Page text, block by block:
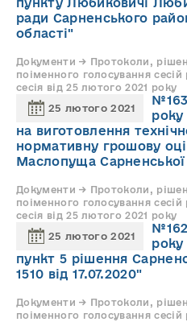
пункту Любиковичі
ради Сарненського
області"
Документи → Протоколи,
поіменного голосування
сесія від 25 лютого 2021 року
25 лютого 2021
на виготовлення
нормативну грошову
Маслопуща Сарненської
Документи → Протоколи,
поіменного голосування
сесія від 25 лютого 2021 року
25 лютого 2021
пункт 5 рішення
1510 від 17.07.2020"
Документи → Протоколи,
поіменного голосування